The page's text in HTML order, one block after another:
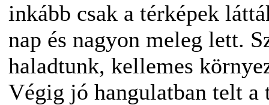
inkább csak a térképek
nap és nagyon meleg lett.
haladtunk, kellemes
Végig jó hangulatban telt a